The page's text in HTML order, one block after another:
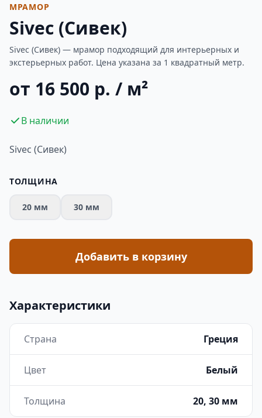
МРАМОР
Sivec (Сивек)
Sivec (Сивек) — мрамор подходящий для интерьерных и
экстерьерных работ. Цена указана за 1 квадратный метр.
от 16 500 р. / м²
В наличии
Sivec (Сивек)
ТОЛЩИНА
20 мм 30 мм
Добавить в корзину
Характеристики
Страна Греция
Цвет Белый
Толщина 20, 30 мм